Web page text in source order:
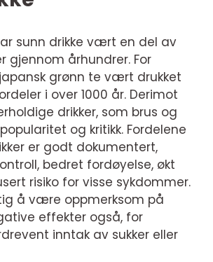
sunn drikke vært en del av
gjennom århundrer. For
grønn te vært drukket
i over 1000 år. Derimot
drikker, som brus og
og kritikk. Fordelene
er godt dokumentert,
bedret fordøyelse, økt
risiko for visse sykdommer.
å være oppmerksom på
effekter også, for
inntak av sukker eller